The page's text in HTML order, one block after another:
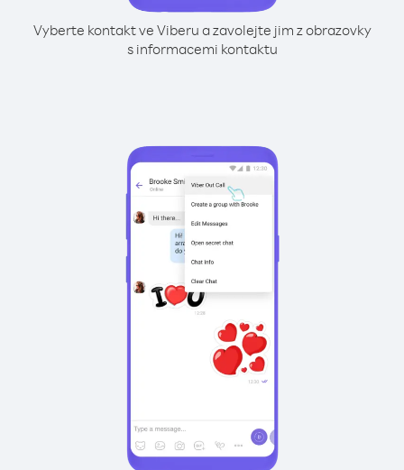
Vyberte kontakt ve Viberu a zavolejte jim z obrazovky
s informacemi kontaktu